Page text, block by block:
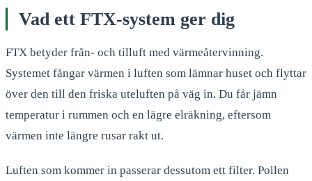
Vad ett FTX-system ger dig
FTX betyder från- och tilluft med värmeåtervinning.
Systemet fångar värmen i luften som lämnar huset och flyttar
över den till den friska uteluften på väg in. Du får jämn
temperatur i rummen och en lägre elräkning, eftersom
värmen inte längre rusar rakt ut.
Luften som kommer in passerar dessutom ett filter. Pollen